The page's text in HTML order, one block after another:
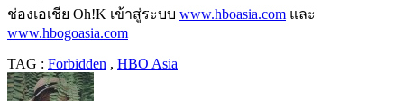
ช่องเอเชีย Oh!K เข้าสู่ระบบ www.hboasia.com และ
www.hbogoasia.com
TAG : Forbidden , HBO Asia